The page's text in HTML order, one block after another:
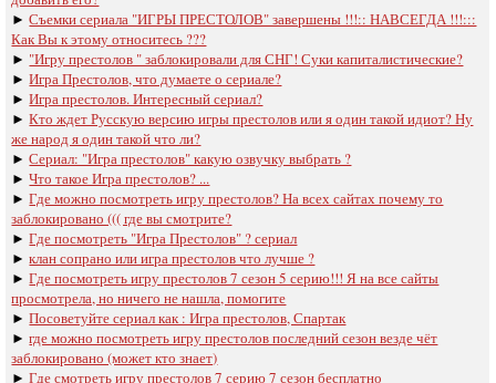
►Съемки сериала "ИГРЫ ПРЕСТОЛОВ" завершены !!!:: НАВСЕГДА !!!:::
Как Вы к этому относитесь ???
► "Игру престолов " заблокировали для СНГ! Суки капиталистические?
►Игра Престолов, что думаете о сериале?
►Игра престолов. Интересный сериал?
►Кто ждет Русскую версию игры престолов или я один такой идиот? Ну
же народ я один такой что ли?
►Сериал: "Игра престолов" какую озвучку выбрать ?
►Что такое Игра престолов? ...
►Где можно посмотреть игру престолов? На всех сайтах почему то
заблокировано ((( где вы смотрите?
►Где посмотреть "Игра Престолов" ? сериал
►клан сопрано или игра престолов что лучше ?
►Где посмотреть игру престолов 7 сезон 5 серию!!! Я на все сайты
просмотрела, но ничего не нашла, помогите
►Посоветуйте сериал как : Игра престолов, Спартак
►где можно посмотреть игру престолов последний сезон везде чёт
заблокировано (может кто знает)
►Где смотреть игру престолов 7 серию 7 сезон бесплатно